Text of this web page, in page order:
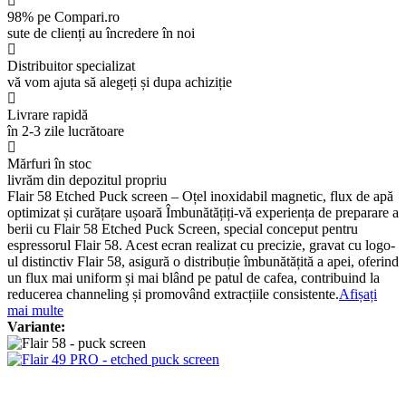
98% pe Compari.ro
sute de clienți au încredere în noi
Distribuitor specializat
vă vom ajuta să alegeți și dupa achiziție
Livrare rapidă
în 2-3 zile lucrătoare
Mărfuri în stoc
livrăm din depozitul propriu
Flair 58 Etched Puck screen – Oțel inoxidabil magnetic, flux de apă
optimizat și curățare ușoară Îmbunătățiți-vă experiența de preparare a
berii cu Flair 58 Etched Puck Screen, special conceput pentru
espressorul Flair 58. Acest ecran realizat cu precizie, gravat cu logo-
ul distinctiv Flair 58, asigură o distribuție îmbunătățită a apei, oferind
un flux mai uniform și mai blând pe patul de cafea, contribuind la
reducerea channeling și promovând extracțiile consistente.Afișați
mai multe
Variante: